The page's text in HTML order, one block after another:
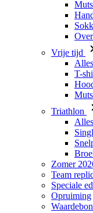
Vrije tijd
T-
Triathlon
Zomer
Team
Speciale
Opruiming